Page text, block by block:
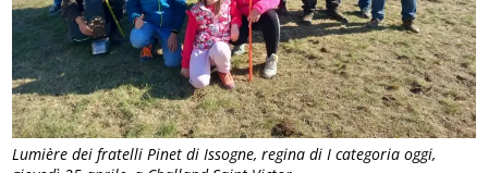
Lumière dei fratelli Pinet di Issogne, regina di I categoria oggi,